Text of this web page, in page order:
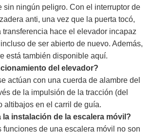
sin ningún peligro. Con el interruptor de
anti, una vez que la puerta tocó,
transferencia hace el elevador incapaz
de ser abierto de nuevo. Además,
está también disponible aquí.
del elevador?
actúan con una cuerda de alambre del
de la impulsión de la tracción (del
altibajos en el carril de guía.
la instalación de la escalera móvil?
funciones de una escalera móvil no son